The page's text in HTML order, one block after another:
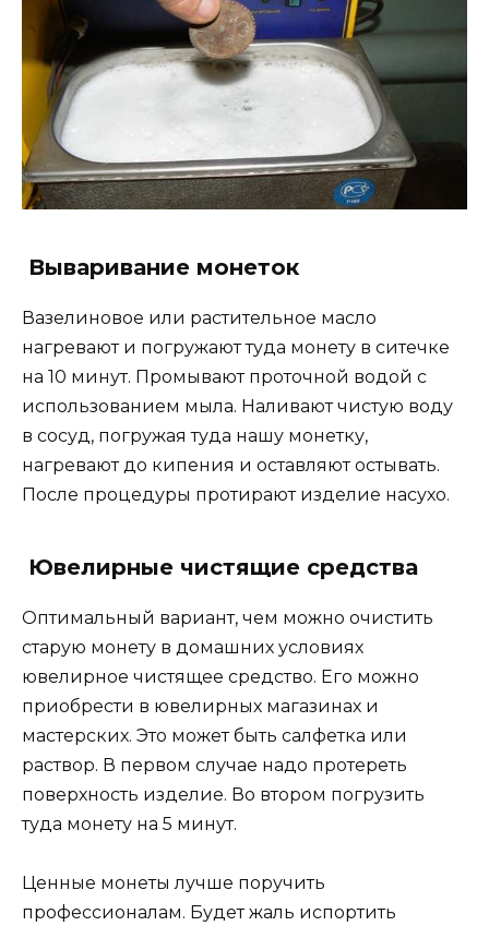
Вываривание монеток
Вазелиновое или растительное масло
нагревают и погружают туда монету в ситечке
на 10 минут. Промывают проточной водой с
использованием мыла. Наливают чистую воду
в сосуд, погружая туда нашу монетку,
нагревают до кипения и оставляют остывать.
После процедуры протирают изделие насухо.
Ювелирные чистящие средства
Оптимальный вариант, чем можно очистить
старую монету в домашних условиях
ювелирное чистящее средство. Его можно
приобрести в ювелирных магазинах и
мастерских. Это может быть салфетка или
раствор. В первом случае надо протереть
поверхность изделие. Во втором погрузить
туда монету на 5 минут.
Ценные монеты лучше поручить
профессионалам. Будет жаль испортить